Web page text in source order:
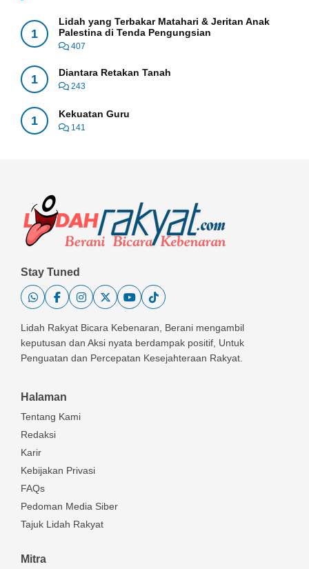
1
Lidah yang Terbakar Matahari & Jeritan Anak
Palestina di Tenda Pengungsian
407
1 Diantara Retakan Tanah
243
1 Kekuatan Guru
141
Stay Tuned
Lidah Rakyat Bicara Kebenaran, Berani mengambil
keputusan dan Aksi nyata berdampak positif, Untuk
Penguatan dan Percepatan Kesejahteraan Rakyat.
Halaman
Tentang Kami
Redaksi
Karir
Kebijakan Privasi
FAQs
Pedoman Media Siber
Tajuk Lidah Rakyat
Mitra